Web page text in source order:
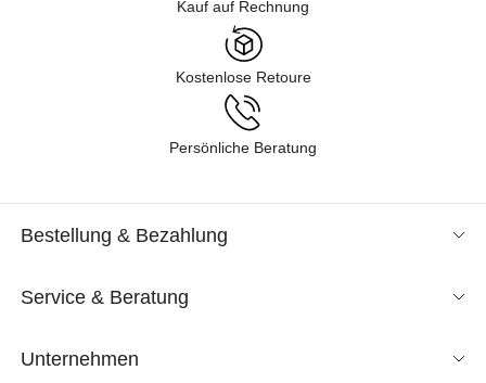
Kauf auf Rechnung
Kostenlose Retoure
Persönliche Beratung
Bestellung & Bezahlung
Service & Beratung
Unternehmen